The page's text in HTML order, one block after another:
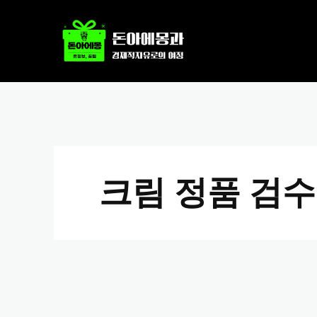
크림 정품 검수